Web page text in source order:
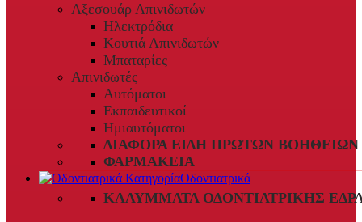
Αξεσουάρ Απινιδωτών
Ηλεκτρόδια
Κουτιά Απινιδωτών
Μπαταρίες
Απινιδωτές
Αυτόματοι
Εκπαιδευτικοί
Ημιαυτόματοι
ΔΙΆΦΟΡΑ ΕΊΔΗ ΠΡΏΤΩΝ ΒΟΗΘΕΙΏΝ
ΦΑΡΜΑΚΕΊΑ
Οδοντιατρικά
ΚΑΛΎΜΜΑΤΑ ΟΔΟΝΤΙΑΤΡΙΚΉΣ